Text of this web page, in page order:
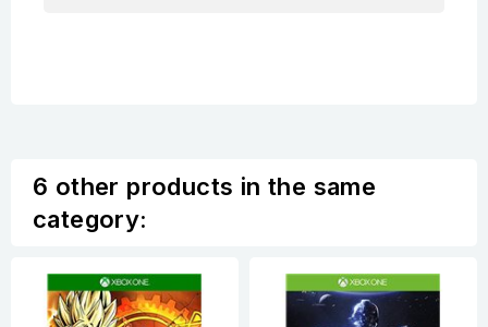
6 other products in the same
category: